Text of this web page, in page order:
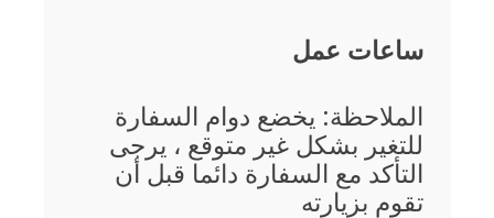
ساعات عمل
الملاحظة: يخضع دوام السفارة
للتغير بشكل غير متوقع ، يرجى
التأكد مع السفارة دائما قبل أن
تقوم بزيارته